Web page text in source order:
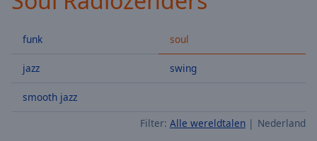
Video
Skip
Skip
Forward
Mute
funk
jazz
smooth jazz
soul
swing
Filter: Alle wereldtalen Nederland